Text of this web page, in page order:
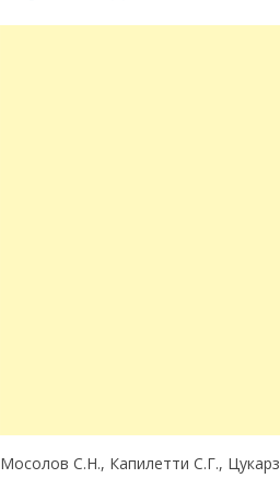
Мосолов С.Н., Капилетти С.Г.,